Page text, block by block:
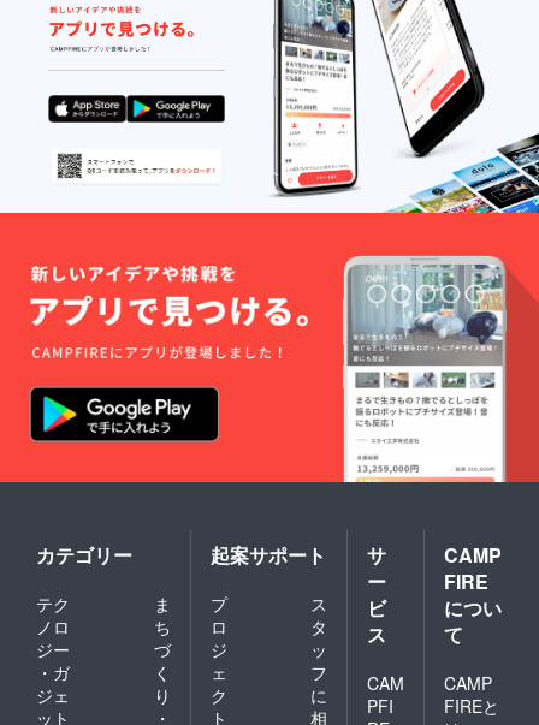
カテゴリー
テク
ノロ
ジー
・ガ
ジェ
ット
ま
ち
づ
く
り
・
起案サポート
プ
ロ
ジ
ェ
ク
ト
ス
タ
ッ
フ
に
相
サ
ー
ビ
ス
CAM
PFI
CAMP
FIRE
につい
て
CAMP
FIREと